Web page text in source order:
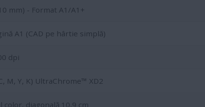
mm) - Format A1/A1+
A1 (CAD pe hârtie simplă)
dpi
M, Y, K) UltraChrome™ XD2
color, diagonală 10,9 cm